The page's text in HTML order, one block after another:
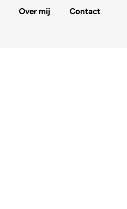
Over mij Contact